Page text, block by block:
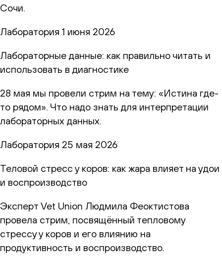
Сочи.
Лаборатория 1 июня 2026
Лабораторные данные: как правильно читать и
использовать в диагностике
28 мая мы провели стрим на тему: «Истина где-
то рядом». Что надо знать для интерпретации
лабораторных данных.
Лаборатория 25 мая 2026
Теловой стресс у коров: как жара влияет на удои
и воспроизводство
Эксперт Vet Union Людмила Феоктистова
провела стрим, посвящённый тепловому
стрессу у коров и его влиянию на
продуктивность и воспроизводство.